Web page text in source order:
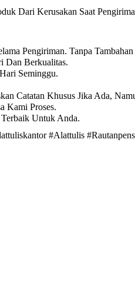
Dari Kerusakan Saat
Pengiriman. Tanpa
Dan Berkualitas.
Seminggu.
Catatan Khusus Jika Ada,
Kami Proses.
Untuk Anda.
#Alattulis